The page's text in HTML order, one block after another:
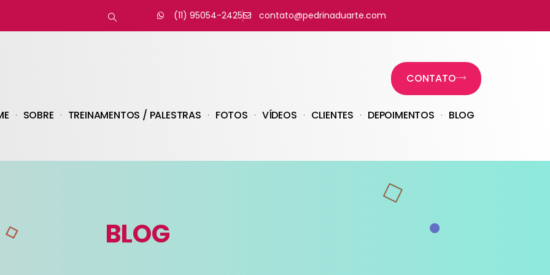
(11) 95054-2425 contato@pedrinaduarte.com
CONTATO
SOBRE TREINAMENTOS / PALESTRAS FOTOS VÍDEOS CLIENTES DEPOIMENTOS BLOG
BLOG